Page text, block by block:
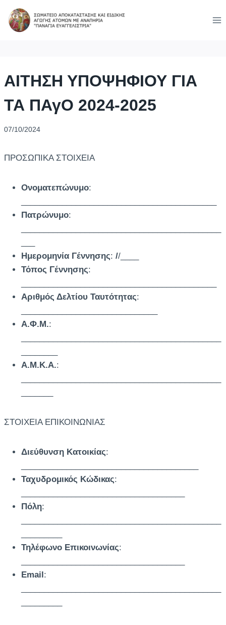
content
ΑΙΤΗΣΗ ΥΠΟΨΗΦΙΟΥ ΓΙΑ
ΤΑ ΠΑγΟ 2024-2025
07/10/2024
ΠΡΟΣΩΠΙΚΑ ΣΤΟΙΧΕΙΑ
Ονοματεπώνυμο:
Πατρώνυμο:
Ημερομηνία Γέννησης: //____
Τόπος Γέννησης:
Αριθμός Δελτίου Ταυτότητας:
Α.Φ.Μ.:
Α.Μ.Κ.Α.:
ΣΤΟΙΧΕΙΑ ΕΠΙΚΟΙΝΩΝΙΑΣ
Διεύθυνση Κατοικίας:
Ταχυδρομικός Κώδικας:
Πόλη:
Τηλέφωνο Επικοινωνίας:
Email: